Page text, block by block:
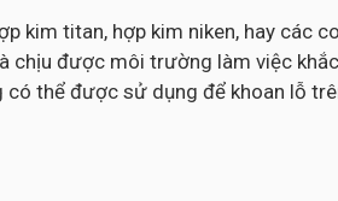
kim titan, hợp kim niken, hay các
chịu được môi trường làm việc
có thể được sử dụng để khoan lỗ